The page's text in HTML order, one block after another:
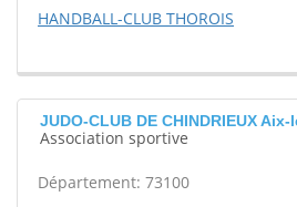
HANDBALL-CLUB THOROIS
JUDO-CLUB DE CHINDRIEUX
Association sportive
Département: 73100